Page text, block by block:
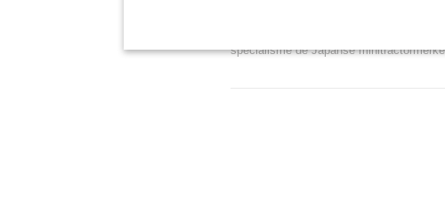
Minitractorparts heeft een groot
miditractoren, compacttractoren en
specialisme de Japanse